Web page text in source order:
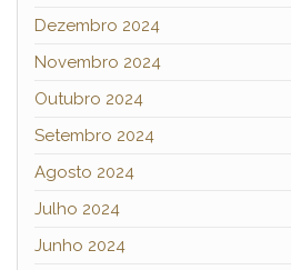
Dezembro 2024
Novembro 2024
Outubro 2024
Setembro 2024
Agosto 2024
Julho 2024
Junho 2024